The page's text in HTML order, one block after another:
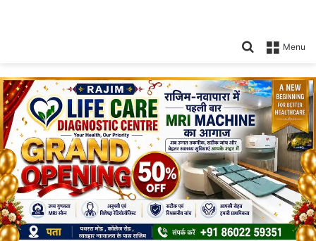
Menu
Search